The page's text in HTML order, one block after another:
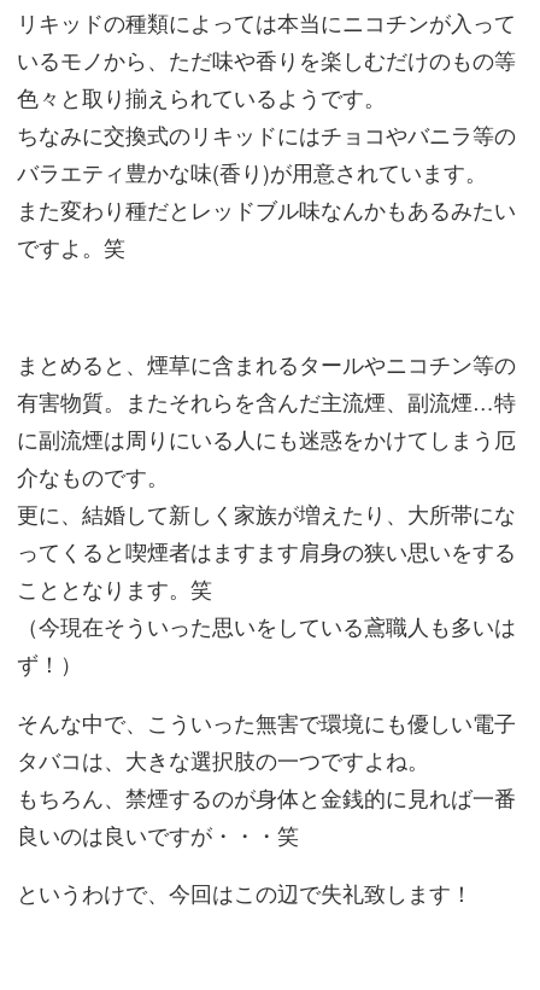
リキッドの種類によっては本当にニコチンが入って
いるモノから、ただ味や香りを楽しむだけのもの等
色々と取り揃えられているようです。
ちなみに交換式のリキッドにはチョコやバニラ等の
バラエティ豊かな味(香り)が用意されています。
また変わり種だとレッドブル味なんかもあるみたい
ですよ。笑
まとめると、煙草に含まれるタールやニコチン等の
有害物質。またそれらを含んだ主流煙、副流煙…特
に副流煙は周りにいる人にも迷惑をかけてしまう厄
介なものです。
更に、結婚して新しく家族が増えたり、大所帯にな
ってくると喫煙者はますます肩身の狭い思いをする
こととなります。笑
（今現在そういった思いをしている鳶職人も多いは
ず！）
そんな中で、こういった無害で環境にも優しい電子
タバコは、大きな選択肢の一つですよね。
もちろん、禁煙するのが身体と金銭的に見れば一番
良いのは良いですが・・・笑
というわけで、今回はこの辺で失礼致します！